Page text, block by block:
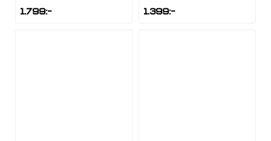
1.799:- 1.399:-